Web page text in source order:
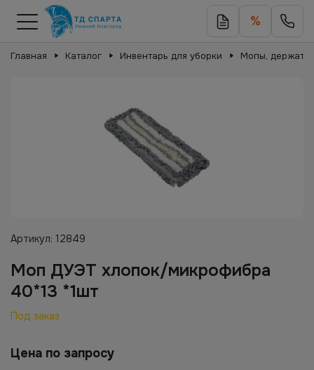
%
Главная Каталог Инвентарь для уборки Мопы,
Артикул: 12849
Моп ДУЭТ хлопок/микрофибра
40*13 *1шт
Под заказ
Цена по запросу